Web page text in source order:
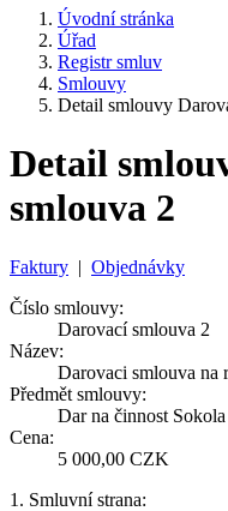
Úvodní stránka
Úřad
Registr smluv
Smlouvy
Detail smlouvy
Detail
smlouva 2
Faktury | Objednávky
Číslo smlouvy:
Darovací smlouva 2
Název:
Darovaci smlouva na
Předmět smlouvy:
Dar na činnost
Cena:
5 000,00 CZK
1. Smluvní strana: